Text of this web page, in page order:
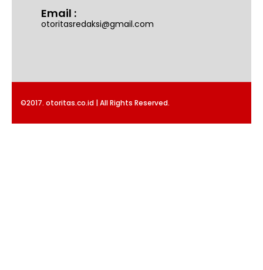
Email :
otoritasredaksi@gmail.com
©2017. otoritas.co.id | All Rights Reserved.